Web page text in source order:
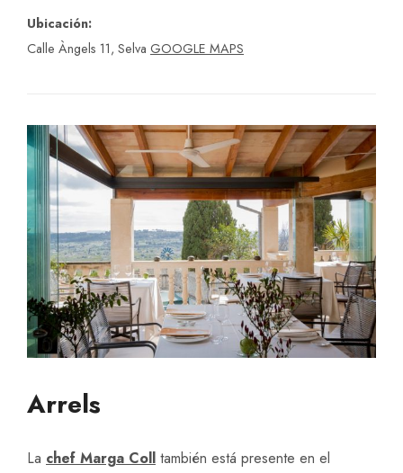
Ubicación:
Calle Àngels 11, Selva GOOGLE MAPS
Arrels
La chef Marga Coll también está presente en el